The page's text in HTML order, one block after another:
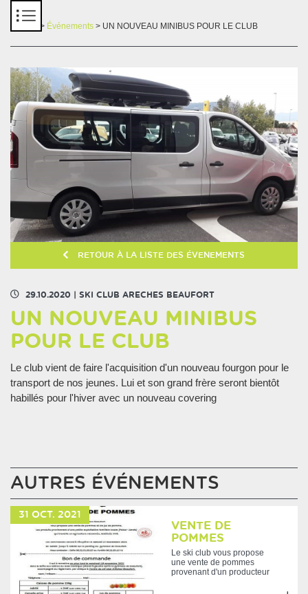
> Événements > UN NOUVEAU MINIBUS POUR LE CLUB
RETOUR À LA LISTE DES ÉVENEMENTS
29.10.2020 SKI CLUB ARECHES BEAUFORT
UN NOUVEAU MINIBUS
POUR LE CLUB
Le club vient de faire l'acquisition d'un nouveau fourgon pour le
transport de nos jeunes. Lui et son grand frère seront bientôt
habillés pour l'hiver avec un nouveau covering
AUTRES ÉVÉNEMENTS
31 OCT. 2021
VENTE DE
POMMES
Le ski club vous propose
une vente de pommes
provenant d'un producteur